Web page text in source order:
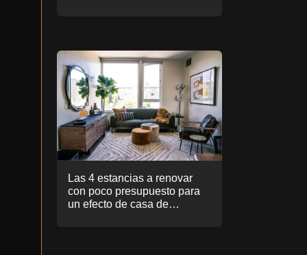
Las 4 estancias a renovar
con poco presupuesto para
un efecto de casa de